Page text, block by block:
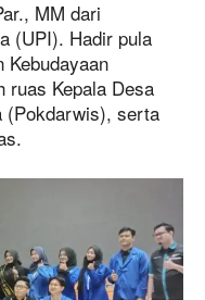
MM dari
(UPI). Hadir pula
Kebudayaan
ruas Kepala Desa
(Pokdarwis), serta